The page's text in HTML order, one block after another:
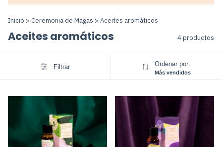
Inicio > Ceremonia de Magas > Aceites aromáticos
Aceites aromáticos 4 productos
Filtrar Ordenar por:
Más vendidos